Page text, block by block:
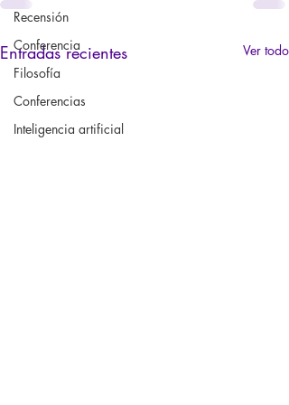
Recensión
Conferencia
Filosofía
Conferencias
Inteligencia artificial
Entradas recientes Ver todo